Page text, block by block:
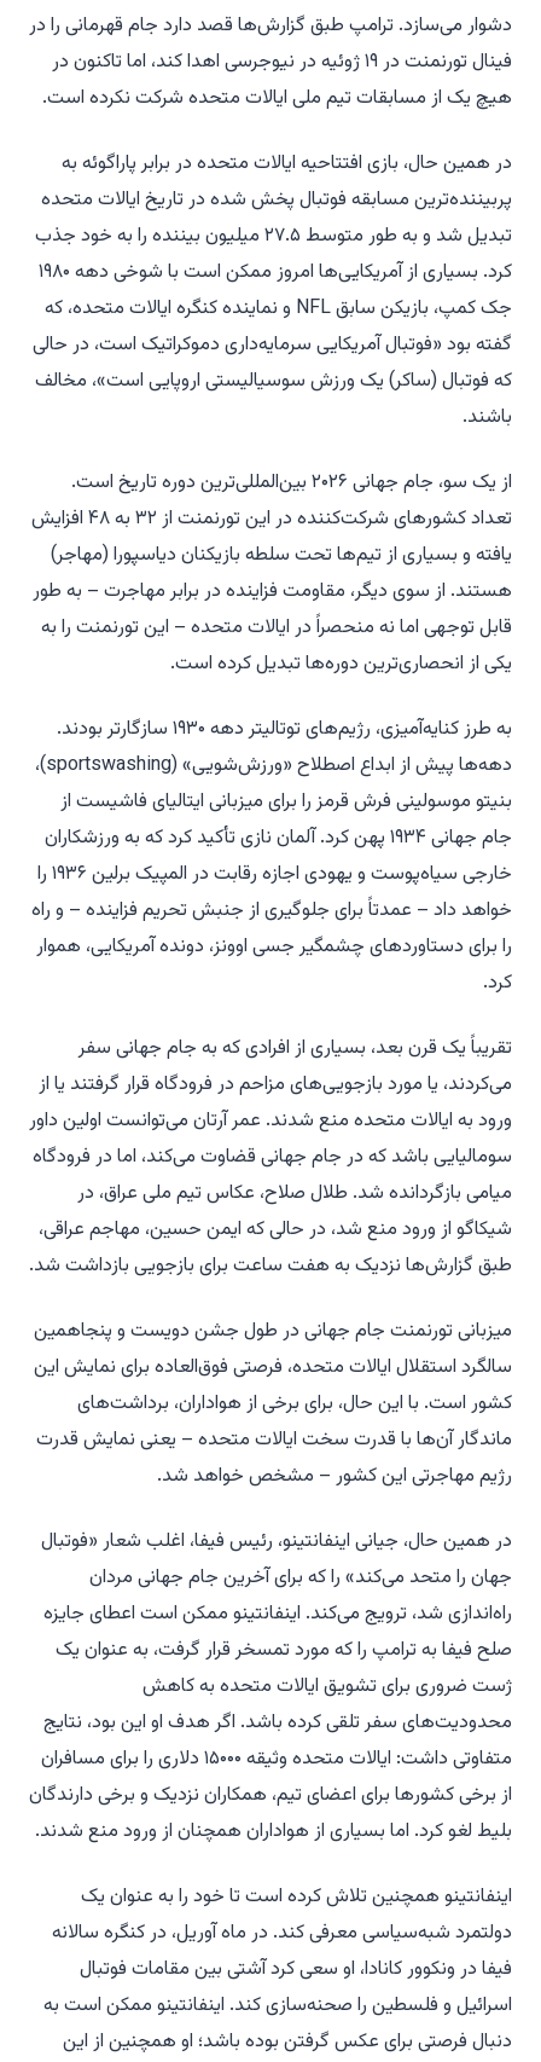
دشوار می‌سازد. ترامپ طبق گزارش‌ها قصد دارد جام قهرمانی را در
فینال تورنمنت در ۱۹ ژوئیه در نیوجرسی اهدا کند، اما تاکنون در
هیچ یک از مسابقات تیم ملی ایالات متحده شرکت نکرده است.
در همین حال، بازی افتتاحیه ایالات متحده در برابر پاراگوئه به
پربیننده‌ترین مسابقه فوتبال پخش شده در تاریخ ایالات متحده
تبدیل شد و به طور متوسط ۲۷.۵ میلیون بیننده را به خود جذب
کرد. بسیاری از آمریکایی‌ها امروز ممکن است با شوخی دهه ۱۹۸۰
جک کمپ، بازیکن سابق NFL و نماینده کنگره ایالات متحده، که
گفته بود «فوتبال آمریکایی سرمایه‌داری دموکراتیک است، در حالی
که فوتبال (ساکر) یک ورزش سوسیالیستی اروپایی است»، مخالف
باشند.
از یک سو، جام جهانی ۲۰۲۶ بین‌المللی‌ترین دوره تاریخ است.
تعداد کشورهای شرکت‌کننده در این تورنمنت از ۳۲ به ۴۸ افزایش
یافته و بسیاری از تیم‌ها تحت سلطه بازیکنان دیاسپورا (مهاجر)
هستند. از سوی دیگر، مقاومت فزاینده در برابر مهاجرت – به طور
قابل توجهی اما نه منحصراً در ایالات متحده – این تورنمنت را به
یکی از انحصاری‌ترین دوره‌ها تبدیل کرده است.
به طرز کنایه‌آمیزی، رژیم‌های توتالیتر دهه ۱۹۳۰ سازگارتر بودند.
دهه‌ها پیش از ابداع اصطلاح «ورزش‌شویی» (sportswashing)،
بنیتو موسولینی فرش قرمز را برای میزبانی ایتالیای فاشیست از
جام جهانی ۱۹۳۴ پهن کرد. آلمان نازی تأکید کرد که به ورزشکاران
خارجی سیاه‌پوست و یهودی اجازه رقابت در المپیک برلین ۱۹۳۶ را
خواهد داد – عمدتاً برای جلوگیری از جنبش تحریم فزاینده – و راه
را برای دستاوردهای چشمگیر جسی اوونز، دونده آمریکایی، هموار
کرد.
تقریباً یک قرن بعد، بسیاری از افرادی که به جام جهانی سفر
می‌کردند، یا مورد بازجویی‌های مزاحم در فرودگاه قرار گرفتند یا از
ورود به ایالات متحده منع شدند. عمر آرتان می‌توانست اولین داور
سومالیایی باشد که در جام جهانی قضاوت می‌کند، اما در فرودگاه
میامی بازگردانده شد. طلال صلاح، عکاس تیم ملی عراق، در
شیکاگو از ورود منع شد، در حالی که ایمن حسین، مهاجم عراقی،
طبق گزارش‌ها نزدیک به هفت ساعت برای بازجویی بازداشت شد.
میزبانی تورنمنت جام جهانی در طول جشن دویست و پنجاهمین
سالگرد استقلال ایالات متحده، فرصتی فوق‌العاده برای نمایش این
کشور است. با این حال، برای برخی از هواداران، برداشت‌های
ماندگار آن‌ها با قدرت سخت ایالات متحده – یعنی نمایش قدرت
رژیم مهاجرتی این کشور – مشخص خواهد شد.
در همین حال، جیانی اینفانتینو، رئیس فیفا، اغلب شعار «فوتبال
جهان را متحد می‌کند» را که برای آخرین جام جهانی مردان
راه‌اندازی شد، ترویج می‌کند. اینفانتینو ممکن است اعطای جایزه
صلح فیفا به ترامپ را که مورد تمسخر قرار گرفت، به عنوان یک
ژست ضروری برای تشویق ایالات متحده به کاهش
محدودیت‌های سفر تلقی کرده باشد. اگر هدف او این بود، نتایج
متفاوتی داشت: ایالات متحده وثیقه ۱۵۰۰۰ دلاری را برای مسافران
از برخی کشورها برای اعضای تیم، همکاران نزدیک و برخی دارندگان
بلیط لغو کرد. اما بسیاری از هواداران همچنان از ورود منع شدند.
اینفانتینو همچنین تلاش کرده است تا خود را به عنوان یک
دولتمرد شبه‌سیاسی معرفی کند. در ماه آوریل، در کنگره سالانه
فیفا در ونکوور کانادا، او سعی کرد آشتی بین مقامات فوتبال
اسرائیل و فلسطین را صحنه‌سازی کند. اینفانتینو ممکن است به
دنبال فرصتی برای عکس گرفتن بوده باشد؛ او همچنین از این